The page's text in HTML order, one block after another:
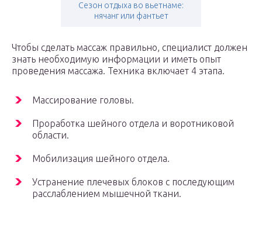
Сезон отдыха во вьетнаме:
нячанг или фантьет
Чтобы сделать массаж правильно, специалист должен
знать необходимую информации и иметь опыт
проведения массажа. Техника включает 4 этапа.
Массирование головы.
Проработка шейного отдела и воротниковой
области.
Мобилизация шейного отдела.
Устранение плечевых блоков с последующим
расслаблением мышечной ткани.